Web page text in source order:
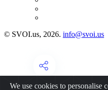
© SVOI.us, 2026. info@svoi.us
We use cookies to personalise